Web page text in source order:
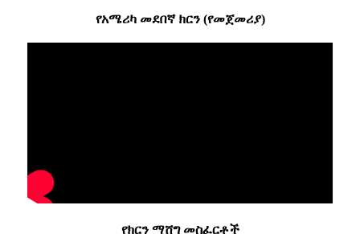
የአሜሪካ መደበኛ ክርን (የመጀመሪያ)
የክርን ማሸግ መስፈርቶች